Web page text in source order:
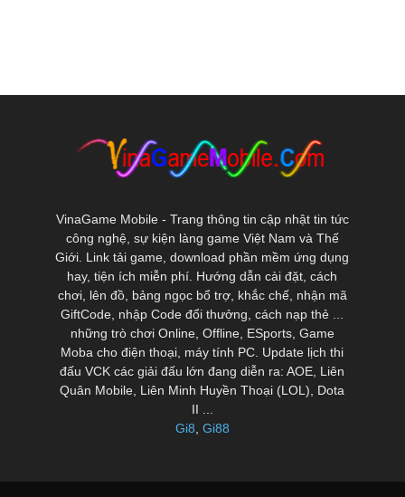
VinaGame Mobile - Trang thông tin cập nhật tin tức
công nghệ, sự kiện làng game Việt Nam và Thế
Giới. Link tải game, download phần mềm ứng dụng
hay, tiện ích miễn phí. Hướng dẫn cài đặt, cách
chơi, lên đồ, bảng ngọc bổ trợ, khắc chế, nhận mã
GiftCode, nhập Code đổi thưởng, cách nạp thẻ ...
những trò chơi Online, Offline, ESports, Game
Moba cho điện thoại, máy tính PC. Update lịch thi
đấu VCK các giải đấu lớn đang diễn ra: AOE, Liên
Quân Mobile, Liên Minh Huyền Thoại (LOL), Dota
II ...
Gi8 Gi88